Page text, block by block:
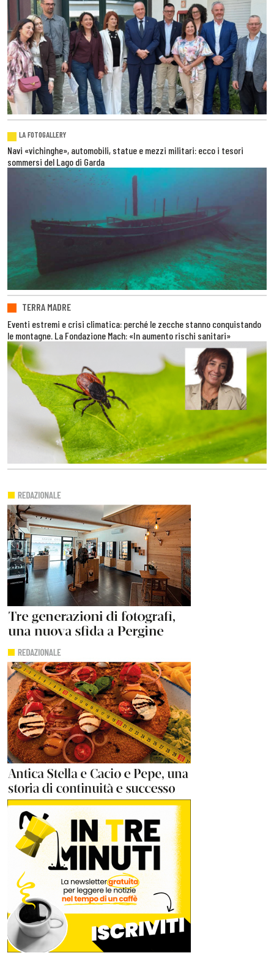
LA FOTOGALLERY
Navi «vichinghe», automobili, statue e mezzi militari: ecco i tesori
sommersi del Lago di Garda
TERRA MADRE
Eventi estremi e crisi climatica: perché le zecche stanno conquistando
le montagne. La Fondazione Mach: «In aumento rischi sanitari»